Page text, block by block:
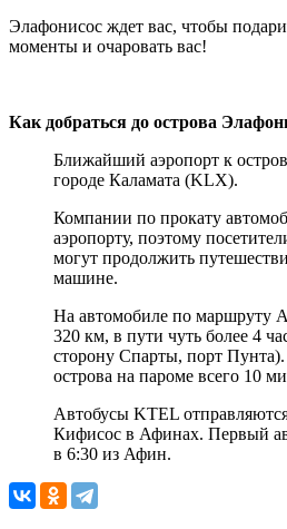
Элафонисос ждет вас, чтобы
моменты и очаровать вас!
Как добраться до острова
Ближайший аэропорт к
городе Каламата (KLX).
Компании по прокату
аэропорту, поэтому
могут продолжить
машине.
На автомобиле по маршруту
320 км, в пути чуть более 4
сторону Спарты, порт
острова на пароме всего 10
Автобусы KTEL
Кифисос в Афинах. Первый
в 6:30 из Афин.